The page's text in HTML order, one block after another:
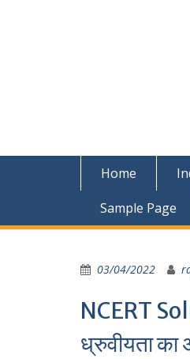
Home
Sample Page
03/04/2022
NCERT
ध्रुवीयता